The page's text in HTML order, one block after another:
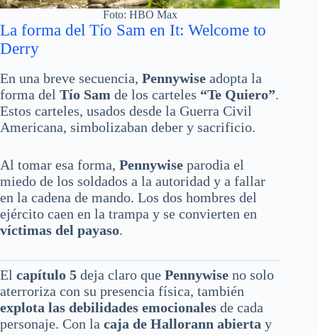
Foto: HBO Max
La forma del Tío Sam en It: Welcome to
Derry
En una breve secuencia, Pennywise adopta la
forma del Tío Sam de los carteles “Te Quiero”.
Estos carteles, usados desde la Guerra Civil
Americana, simbolizaban deber y sacrificio.
Al tomar esa forma, Pennywise parodia el
miedo de los soldados a la autoridad y a fallar
en la cadena de mando. Los dos hombres del
ejército caen en la trampa y se convierten en
víctimas del payaso.
El capítulo 5 deja claro que Pennywise no solo
aterroriza con su presencia física, también
explota las debilidades emocionales de cada
personaje. Con la caja de Hallorann abierta y